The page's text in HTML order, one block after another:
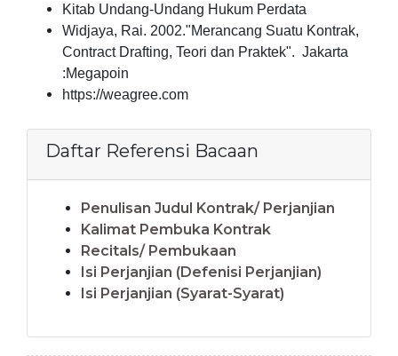
Kitab Undang-Undang Hukum Perdata
Widjaya, Rai. 2002."Merancang Suatu Kontrak,
Contract Drafting, Teori dan Praktek". Jakarta
:Megapoin
https://weagree.com
Daftar Referensi Bacaan
Penulisan Judul Kontrak/ Perjanjian
Kalimat Pembuka Kontrak
Recitals/ Pembukaan
Isi Perjanjian (Defenisi Perjanjian)
Isi Perjanjian (Syarat-Syarat)